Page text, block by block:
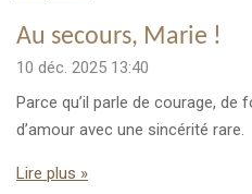
Au secours, Marie !
10 déc. 2025 13:40
Parce qu’il parle de courage, de
d’amour avec une sincérité rare.
Lire plus »